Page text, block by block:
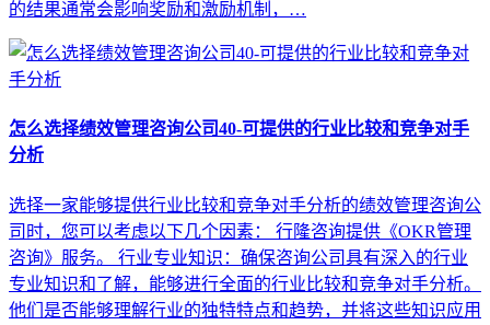
的结果通常会影响奖励和激励机制，…
怎么选择绩效管理咨询公司40-可提供的行业比较和竞争对手
分析
选择一家能够提供行业比较和竞争对手分析的绩效管理咨询公
司时，您可以考虑以下几个因素： 行隆咨询提供《OKR管理
咨询》服务。 行业专业知识：确保咨询公司具有深入的行业
专业知识和了解，能够进行全面的行业比较和竞争对手分析。
他们是否能够理解行业的独特特点和趋势，并将这些知识应用